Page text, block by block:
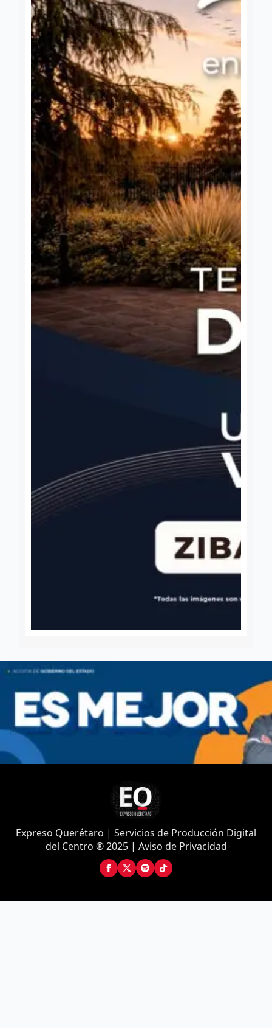
Expreso Querétaro | Servicios de Producción Digital
del Centro ® 2025 | Aviso de Privacidad